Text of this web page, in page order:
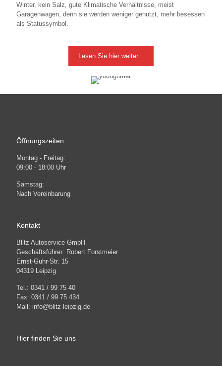
Winter, kein Salz, gute Klimatische Verhältnisse, meist
Garagenwagen, denn sie werden weniger genutzt, mehr besessen
als Statussymbol.
Lesen Sie hier weiter...
Öffnungszeiten
Montag - Freitag:
09:00 - 18:00 Uhr
Samstag:
Nach Vereinbarung
Kontakt
Blitz Autoservice GmbH
Geschäftsführer: Robert Forstmeier
Ernst-Guhr-Str. 15
04319 Leipzig
Tel.: 0341 / 99 75 40
Fax: 0341 / 99 75 434
Mail: info@blitz-leipzig.de
Hier finden Sie uns